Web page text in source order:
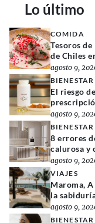
Lo último
COMIDA
Tesoros
de Chiles
agosto 9,
BIENESTAR
El riesgo
agosto 9,
BIENESTAR
8 errores
calurosa y
agosto 9,
VIAJES
Maroma,
la
agosto 9,
BIENESTAR